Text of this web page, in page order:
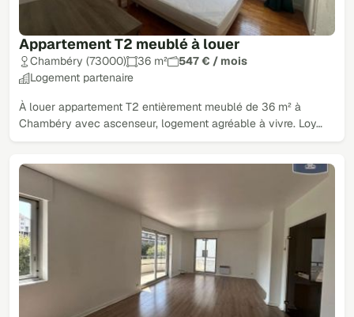
Appartement T2 meublé à louer
Chambéry (73000) 36 m²
547 € / mois
Logement partenaire
À louer appartement T2 entièrement meublé de 36 m² à
Chambéry avec ascenseur, logement agréable à vivre. Loy…